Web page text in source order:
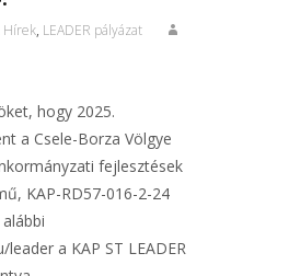
Hírek, LEADER pályázat
hogy 2025.
a Csele-Borza Völgye
fejlesztések
KAP-RD57-016-2-24
a KAP ST LEADER